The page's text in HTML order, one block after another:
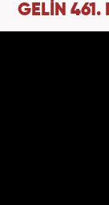
GELİN 461.